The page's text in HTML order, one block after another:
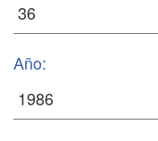
Año: